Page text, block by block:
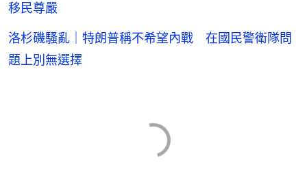
移民尊嚴
洛杉磯騷亂｜特朗普稱不希望內戰 在國民警衛隊問
題上別無選擇